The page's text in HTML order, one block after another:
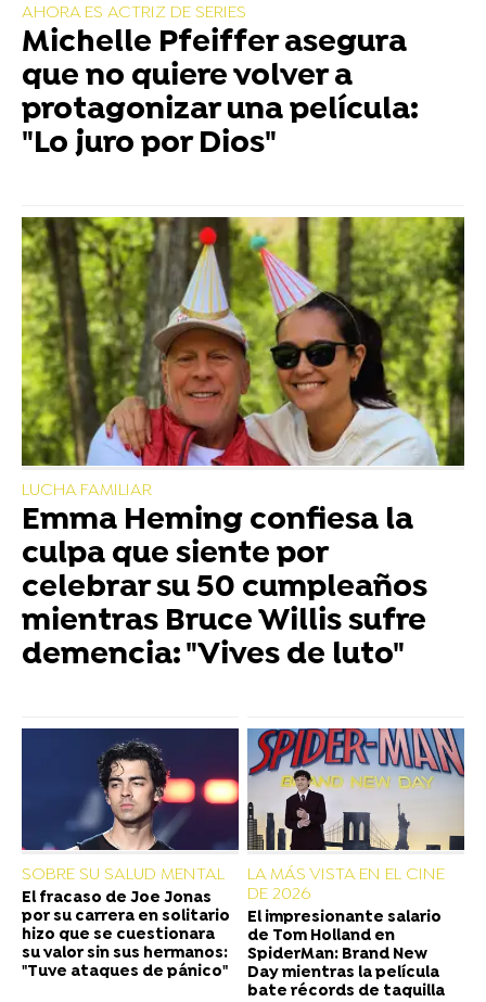
AHORA ES ACTRIZ DE SERIES
Michelle Pfeiffer asegura
que no quiere volver a
protagonizar una película:
"Lo juro por Dios"
LUCHA FAMILIAR
Emma Heming confiesa la
culpa que siente por
celebrar su 50 cumpleaños
mientras Bruce Willis sufre
demencia: "Vives de luto"
SOBRE SU SALUD MENTAL
El fracaso de Joe Jonas
por su carrera en solitario
hizo que se cuestionara
su valor sin sus hermanos:
"Tuve ataques de pánico"
LA MÁS VISTA EN EL CINE
DE 2026
El impresionante salario
de Tom Holland en
SpiderMan: Brand New
Day mientras la película
bate récords de taquilla